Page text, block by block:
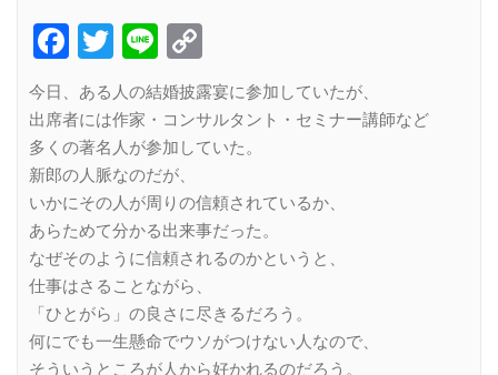
Facebook
Twitter
Line
Link
今日、ある人の結婚披露宴に参加していたが、
出席者には作家・コンサルタント・セミナー講師など
多くの著名人が参加していた。
新郎の人脈なのだが、
いかにその人が周りの信頼されているか、
あらためて分かる出来事だった。
なぜそのように信頼されるのかというと、
仕事はさることながら、
「ひとがら」の良さに尽きるだろう。
何にでも一生懸命でウソがつけない人なので、
そういうところが人から好かれるのだろう。